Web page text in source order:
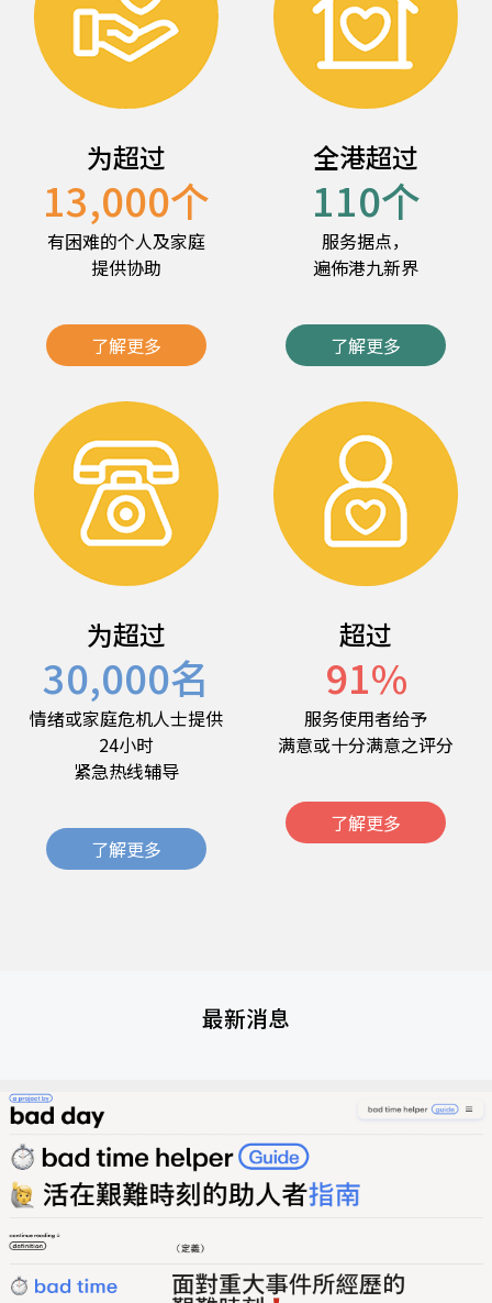
为超过
13,000个
有困难的个人及家庭
提供协助
了解更多
全港超过
110个
服务据点，
遍佈港九新界
了解更多
为超过
30,000名
情绪或家庭危机人士提供
24小时
紧急热线辅导
了解更多
超过
91%
服务使用者给予
满意或十分满意之评分
了解更多
最新消息